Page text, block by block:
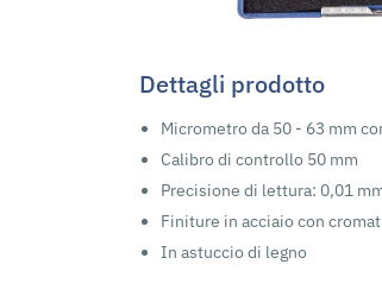
Dettagli prodotto
Micrometro da 50 - 63 mm
Calibro di controllo 50 mm
Precisione di lettura: 0,01
Finiture in acciaio con
In astuccio di legno